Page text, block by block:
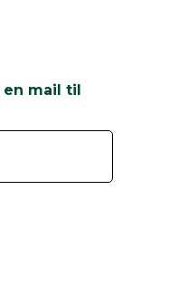
en mail til